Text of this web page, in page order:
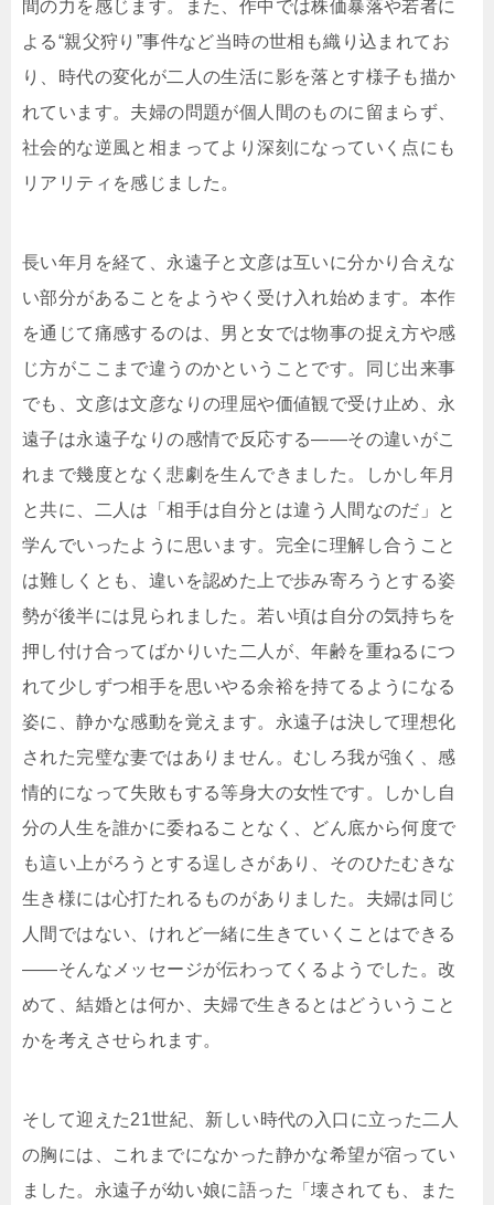
間の力を感じます。また、作中では株価暴落や若者に
よる“親父狩り”事件など当時の世相も織り込まれてお
り、時代の変化が二人の生活に影を落とす様子も描か
れています。夫婦の問題が個人間のものに留まらず、
社会的な逆風と相まってより深刻になっていく点にも
リアリティを感じました。
長い年月を経て、永遠子と文彦は互いに分かり合えな
い部分があることをようやく受け入れ始めます。本作
を通じて痛感するのは、男と女では物事の捉え方や感
じ方がここまで違うのかということです。同じ出来事
でも、文彦は文彦なりの理屈や価値観で受け止め、永
遠子は永遠子なりの感情で反応する――その違いがこ
れまで幾度となく悲劇を生んできました。しかし年月
と共に、二人は「相手は自分とは違う人間なのだ」と
学んでいったように思います。完全に理解し合うこと
は難しくとも、違いを認めた上で歩み寄ろうとする姿
勢が後半には見られました。若い頃は自分の気持ちを
押し付け合ってばかりいた二人が、年齢を重ねるにつ
れて少しずつ相手を思いやる余裕を持てるようになる
姿に、静かな感動を覚えます。永遠子は決して理想化
された完璧な妻ではありません。むしろ我が強く、感
情的になって失敗もする等身大の女性です。しかし自
分の人生を誰かに委ねることなく、どん底から何度で
も這い上がろうとする逞しさがあり、そのひたむきな
生き様には心打たれるものがありました。夫婦は同じ
人間ではない、けれど一緒に生きていくことはできる
――そんなメッセージが伝わってくるようでした。改
めて、結婚とは何か、夫婦で生きるとはどういうこと
かを考えさせられます。
そして迎えた21世紀、新しい時代の入口に立った二人
の胸には、これまでになかった静かな希望が宿ってい
ました。永遠子が幼い娘に語った「壊されても、また